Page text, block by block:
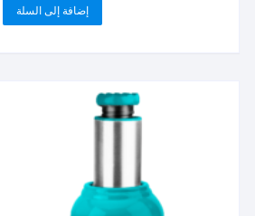
إضافة إلى السلة